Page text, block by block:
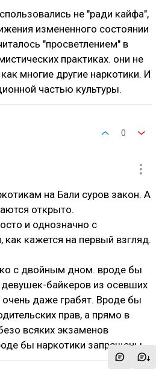
не "ради кайфа",
измененного состоянии
"просветлением" в
практиках. они не
многие другие наркотики. И
частью культуры.
0
на Бали суров закон. А
открыто.
и однозначно с
как кажется на первый взгляд.
с двойным дном. вроде бы
девушек-байкеров из осевших
очень даже грабят. Вроде бы
прав, а прямо в
всяких экзаменов
бы наркотики запрещены...